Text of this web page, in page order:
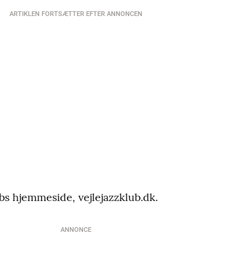
ARTIKLEN FORTSÆTTER EFTER ANNONCEN
hjemmeside, vejlejazzklub.dk.
ANNONCE